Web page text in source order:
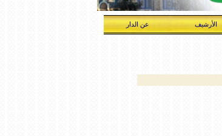
الأرشيف عن الدار